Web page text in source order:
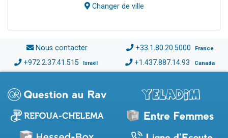
Changer de ville
Nous contacter +33.1.80.20.5000 France
+972.2.37.41.515 Israël +1.437.887.14.93 Canada